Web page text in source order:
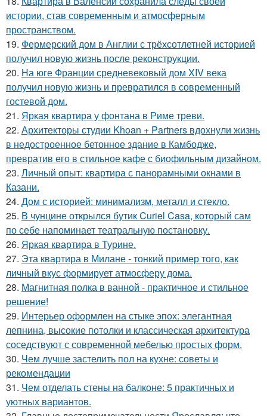
истории, став современным и атмосферным
пространством.
19. Фермерский дом в Англии с трёхсотлетней историей
получил новую жизнь после реконструкции.
20. На юге Франции средневековый дом XIV века
получил новую жизнь и превратился в современный
гостевой дом.
21. Яркая квартира у фонтана в Риме треви.
22. Архитекторы студии Khoan + Partners вдохнули жизнь
в недостроенное бетонное здание в Камбодже,
превратив его в стильное кафе с биофильным дизайном.
23. Личный опыт: квартира с панорамными окнами в
Казани.
24. Дом с историей: минимализм, металл и стекло.
25. В чунцине открылся бутик Curiel Casa, который сам
по себе напоминает театральную постановку.
26. Яркая квартира в Турине.
27. Эта квартира в Милане - тонкий пример того, как
личный вкус формирует атмосферу дома.
28. Магнитная полка в ванной - практичное и стильное
решение!
29. Интерьер оформлен на стыке эпох: элегантная
лепнина, высокие потолки и классическая архитектура
соседствуют с современной мебелью простых форм.
30. Чем лучше застелить пол на кухне: советы и
рекомендации
31. Чем отделать стены на балконе: 5 практичных и
уютных вариантов.